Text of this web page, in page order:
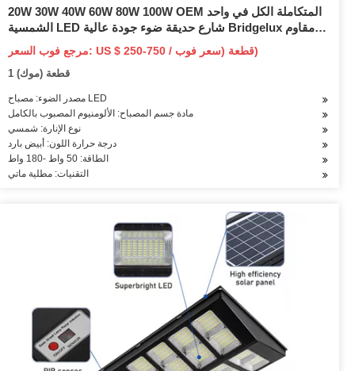
20W 30W 40W 60W 80W 100W OEM المتكاملة الكل في واحد
الشمسية LED شارع حديقة ضوء جودة عالية Bridgelux مقاوم
للماء IP65 لوقوف السيارات في الهواء الطلق
مرجع فوب السعر: US $ 250-750 / قطعة (سعر فوب)
1 قطعة (موك)
مصدر الضوء: مصباح LED
مادة جسم المصباح: الألومنيوم المصبوب بالكامل
نوع الإنارة: شمسي
درجة حرارة اللون: أبيض بارد
الطاقة: 50 واط -180 واط
التقنيات: مطلية ماتي